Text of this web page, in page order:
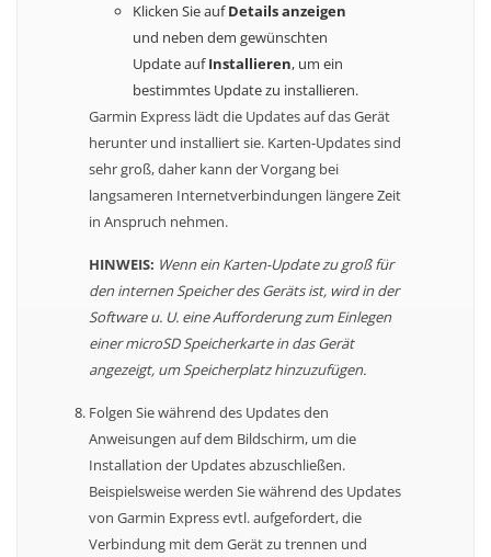
Klicken Sie aufDetails anzeigen
und neben dem gewünschten
Update aufInstallieren, um ein
bestimmtes Update zu installieren.
Garmin Express lädt die Updates auf das Gerät
herunter und installiert sie. Karten-Updates sind
sehr groß, daher kann der Vorgang bei
langsameren Internetverbindungen längere Zeit
in Anspruch nehmen.
HINWEIS: Wenn ein Karten-Update zu groß für
den internen Speicher des Geräts ist, wird in der
Software u. U. eine Aufforderung zum Einlegen
einer microSD Speicherkarte in das Gerät
angezeigt, um Speicherplatz hinzuzufügen.
Folgen Sie während des Updates den
Anweisungen auf dem Bildschirm, um die
Installation der Updates abzuschließen.
Beispielsweise werden Sie während des Updates
von Garmin Express evtl. aufgefordert, die
Verbindung mit dem Gerät zu trennen und